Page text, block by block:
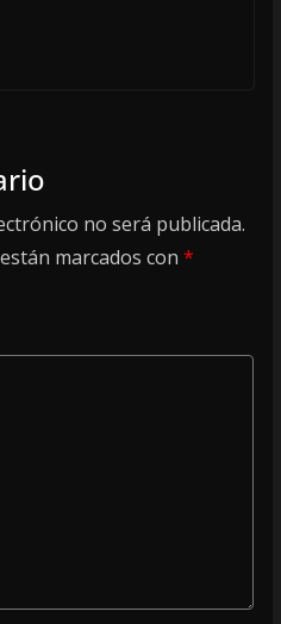
no será publicada.
marcados con *